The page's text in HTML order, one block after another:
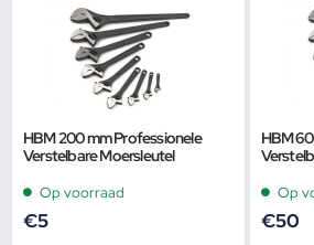
HBM 200 mm Professionele
Verstelbare Moersleutel
Op voorraad
€5
HBM
Op
€50